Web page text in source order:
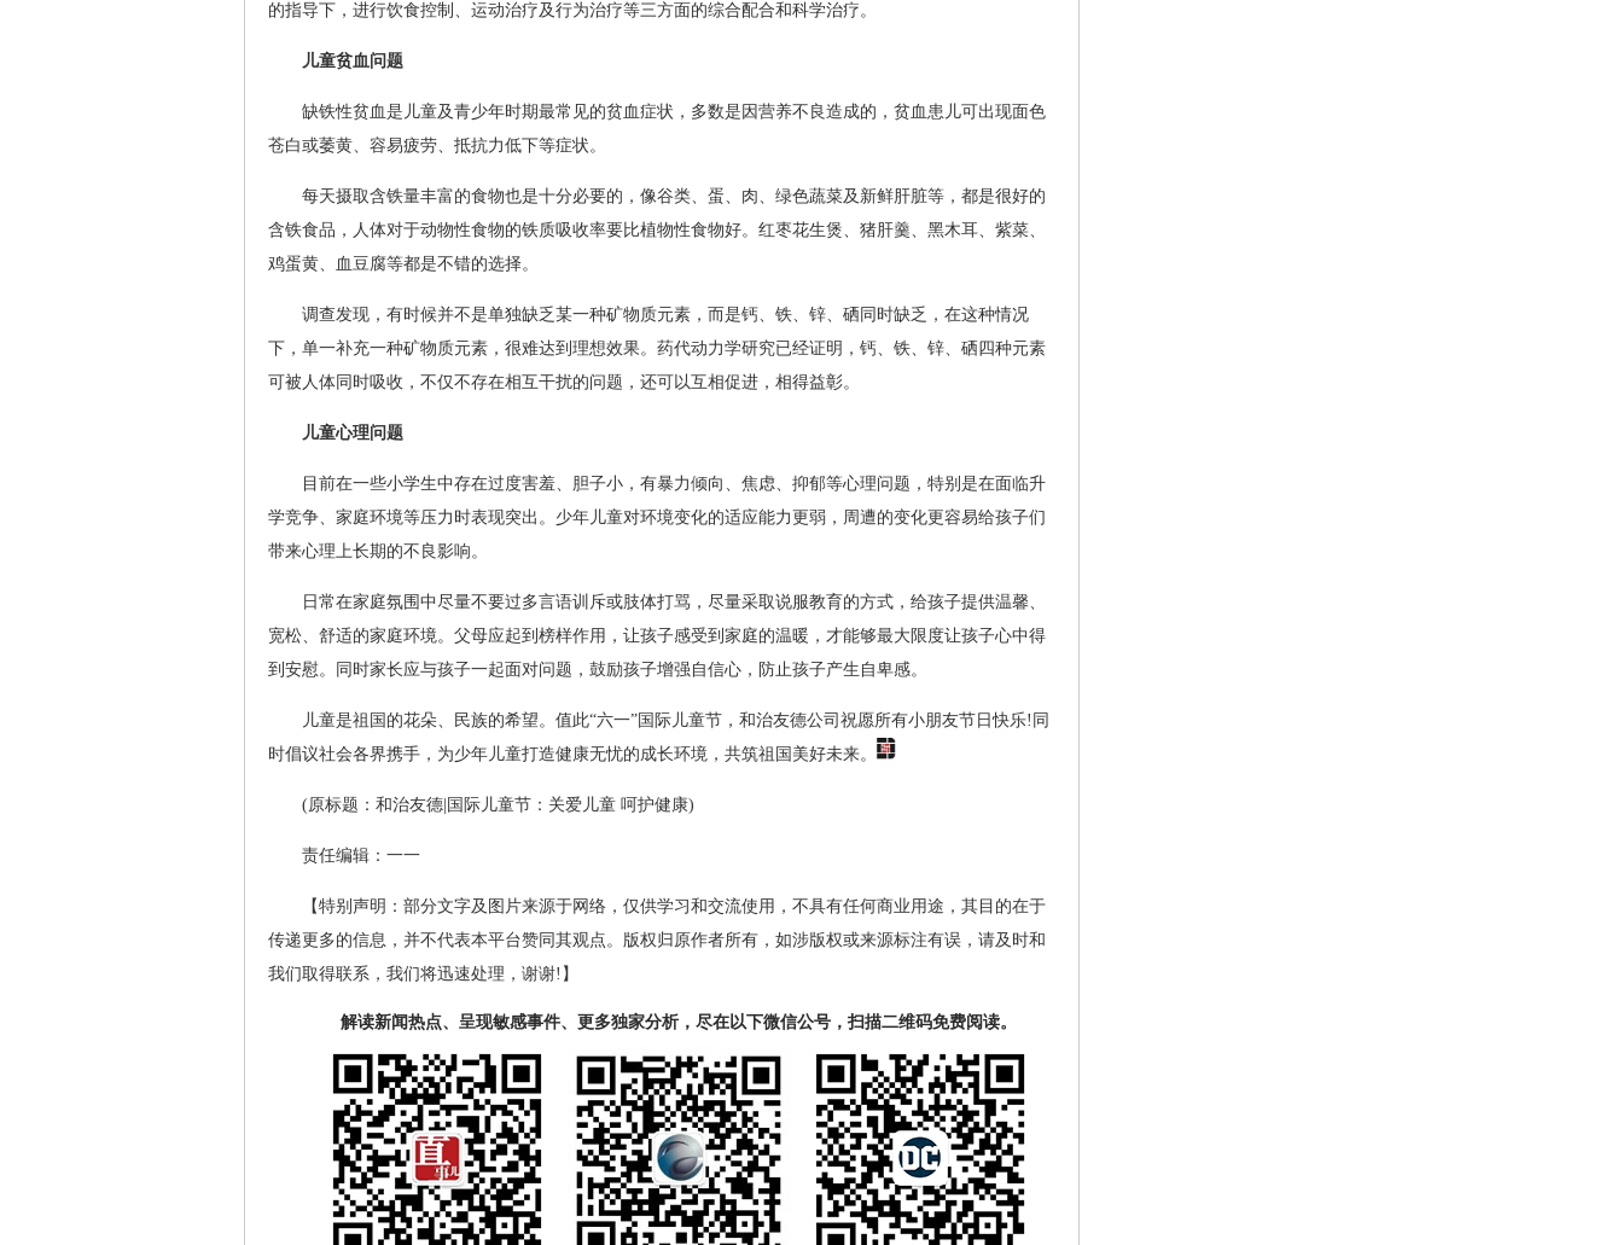
的指导下，进行饮食控制、运动治疗及行为治疗等三方面的综合配合和科学治疗。
儿童贫血问题
缺铁性贫血是儿童及青少年时期最常见的贫血症状，多数是因营养不良造成的，贫血患儿可出现面色
苍白或萎黄、容易疲劳、抵抗力低下等症状。
每天摄取含铁量丰富的食物也是十分必要的，像谷类、蛋、肉、绿色蔬菜及新鲜肝脏等，都是很好的
含铁食品，人体对于动物性食物的铁质吸收率要比植物性食物好。红枣花生煲、猪肝羹、黑木耳、紫菜、
鸡蛋黄、血豆腐等都是不错的选择。
调查发现，有时候并不是单独缺乏某一种矿物质元素，而是钙、铁、锌、硒同时缺乏，在这种情况
下，单一补充一种矿物质元素，很难达到理想效果。药代动力学研究已经证明，钙、铁、锌、硒四种元素
可被人体同时吸收，不仅不存在相互干扰的问题，还可以互相促进，相得益彰。
儿童心理问题
目前在一些小学生中存在过度害羞、胆子小，有暴力倾向、焦虑、抑郁等心理问题，特别是在面临升
学竞争、家庭环境等压力时表现突出。少年儿童对环境变化的适应能力更弱，周遭的变化更容易给孩子们
带来心理上长期的不良影响。
日常在家庭氛围中尽量不要过多言语训斥或肢体打骂，尽量采取说服教育的方式，给孩子提供温馨、
宽松、舒适的家庭环境。父母应起到榜样作用，让孩子感受到家庭的温暖，才能够最大限度让孩子心中得
到安慰。同时家长应与孩子一起面对问题，鼓励孩子增强自信心，防止孩子产生自卑感。
儿童是祖国的花朵、民族的希望。值此“六一”国际儿童节，和治友德公司祝愿所有小朋友节日快乐!同
时倡议社会各界携手，为少年儿童打造健康无忧的成长环境，共筑祖国美好未来。
(原标题：和治友德|国际儿童节：关爱儿童 呵护健康)
责任编辑：一一
【特别声明：部分文字及图片来源于网络，仅供学习和交流使用，不具有任何商业用途，其目的在于
传递更多的信息，并不代表本平台赞同其观点。版权归原作者所有，如涉版权或来源标注有误，请及时和
我们取得联系，我们将迅速处理，谢谢!】
解读新闻热点、呈现敏感事件、更多独家分析，尽在以下微信公号，扫描二维码免费阅读。